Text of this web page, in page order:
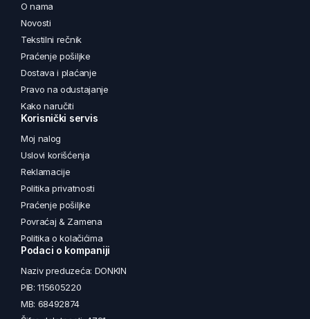
O nama
Novosti
Tekstilni rečnik
Praćenje pošiljke
Dostava i plaćanje
Pravo na odustajanje
Kako naručiti
Korisnički servis
Moj nalog
Uslovi korišćenja
Reklamacije
Politika privatnosti
Praćenje pošiljke
Povraćaj & Zamena
Politika o kolačićima
Podaci o kompaniji
Naziv preduzeća: DONKIN
PIB: 115605220
MB: 68492874